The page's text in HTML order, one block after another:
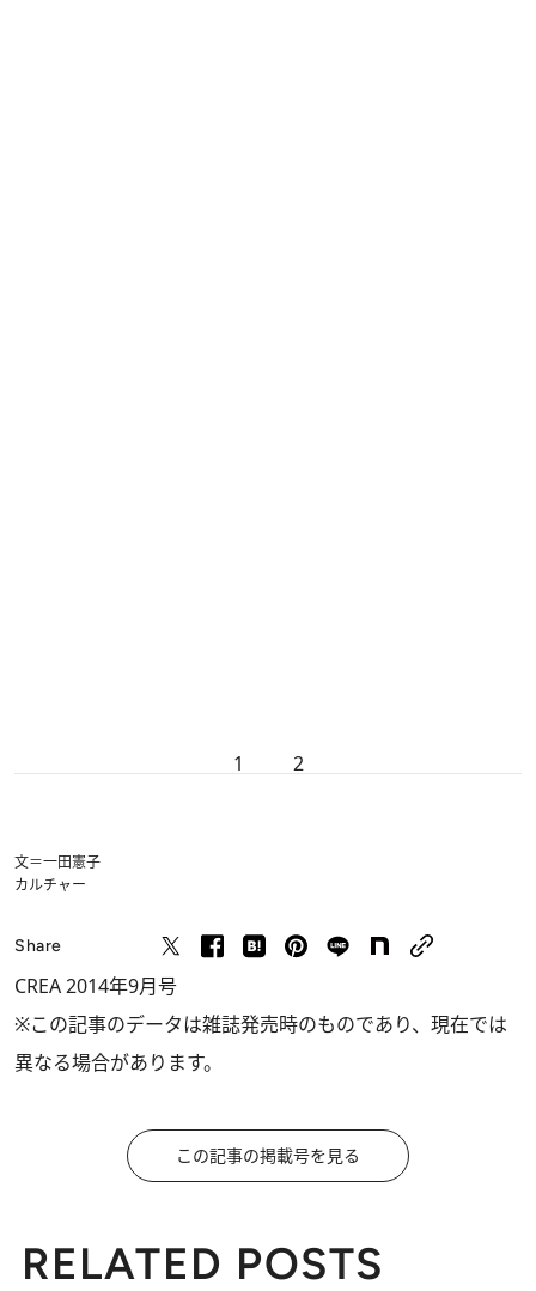
1 2
文＝一田憲子
カルチャー
Share
CREA 2014年9月号
※この記事のデータは雑誌発売時のものであり、現在では
異なる場合があります。
この記事の掲載号を見る
RELATED POSTS